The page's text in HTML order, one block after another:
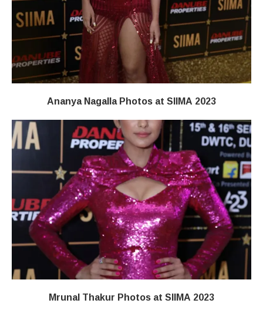
Ananya Nagalla Photos at SIIMA 2023
Mrunal Thakur Photos at SIIMA 2023